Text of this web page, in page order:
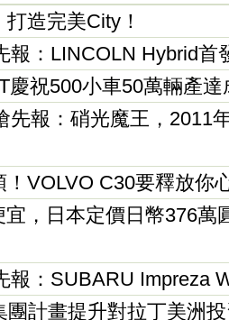
造完美City！
報：LINCOLN Hybrid首
慶祝500小車50萬輛產達
先報：硝光魔王，2011
VOLVO C30要釋放你
宜，日本定價日幣376
報：SUBARU Impreza
團計畫提升對拉丁美洲